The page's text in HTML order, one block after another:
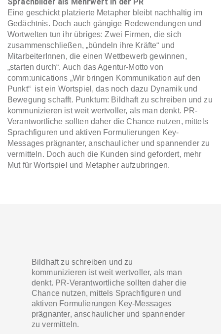
Eine geschickt platzierte Metapher bleibt nachhaltig im
Gedächtnis. Doch auch gängige Redewendungen und
Wortwelten tun ihr übriges: Zwei Firmen, die sich
zusammenschließen, „bündeln ihre Kräfte“ und
MitarbeiterInnen, die einen Wettbewerb gewinnen,
„starten durch“. Auch das Agentur-Motto von
comm:unications „Wir bringen Kommunikation auf den
Punkt“ ist ein Wortspiel, das noch dazu Dynamik und
Bewegung schafft. Punktum: Bildhaft zu schreiben und zu
kommunizieren ist weit wertvoller, als man denkt. PR-
Verantwortliche sollten daher die Chance nutzen, mittels
Sprachfiguren und aktiven Formulierungen Key-
Messages prägnanter, anschaulicher und spannender zu
vermitteln. Doch auch die Kunden sind gefordert, mehr
Mut für Wortspiel und Metapher aufzubringen.
Bildhaft zu schreiben und zu
kommunizieren ist weit wertvoller, als man
denkt. PR-Verantwortliche sollten daher die
Chance nutzen, mittels Sprachfiguren und
aktiven Formulierungen Key-Messages
prägnanter, anschaulicher und spannender
zu vermitteln.